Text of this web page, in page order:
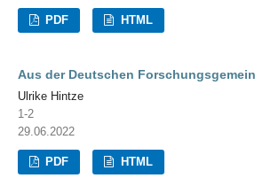
PDF HTML
Aus der Deutschen
Ulrike Hintze
1-2
29.06.2022
PDF HTML